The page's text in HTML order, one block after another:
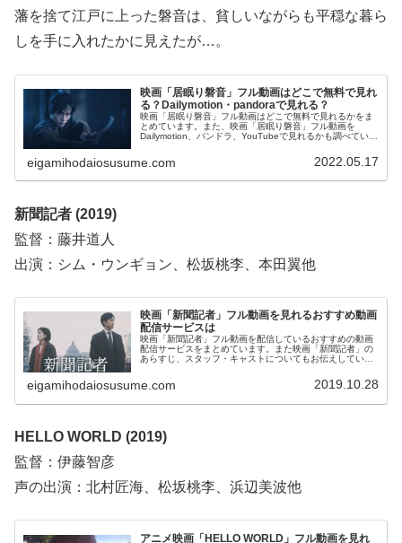
藩を捨て江戸に上った磐音は、貧しいながらも平穏な暮ら
しを手に入れたかに見えたが…。
映画「居眠り磐音」フル動画はどこで無料で見れ
る？Dailymotion・pandoraで見れる？
映画「居眠り磐音」フル動画はどこで無料で見れるかをま
とめています。また、映画「居眠り磐音」フル動画を
Dailymotion、パンドラ、YouTubeで見れるかも調べていま
感想についてもお伝えしていますので、動画配信サービス
選びや映画本編を見る前の予備知識として役立ててくださ
eigamihodaiosusume.com 2022.05.17
新聞記者 (2019)
監督：藤井道人
出演：シム・ウンギョン、松坂桃李、本田翼他
映画「新聞記者」フル動画を見れるおすすめ動画
配信サービスは
映画「新聞記者」フル動画を配信しているおすすめの動画
配信サービスをまとめています。また映画「新聞記者」の
あらすじ、スタッフ・キャストについてもお伝えしていま
eigamihodaiosusume.com 2019.10.28
HELLO WORLD (2019)
監督：伊藤智彦
声の出演：北村匠海、松坂桃李、浜辺美波他
アニメ映画「HELLO WORLD」フル動画を見れ